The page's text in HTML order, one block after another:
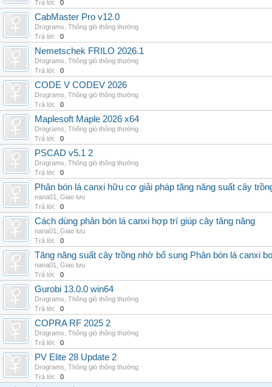
Trả lời:
0
CabMaster Pro v12.0
Drograms Thông gió thông thường
Trả lời:
0
Nemetschek FRILO 2026.1
Drograms Thông gió thông thường
Trả lời:
0
CODE V CODEV 2026
Drograms Thông gió thông thường
Trả lời:
0
Maplesoft Maple 2026 x64
Drograms Thông gió thông thường
Trả lời:
0
PSCAD v5.1 2
Drograms Thông gió thông thường
Trả lời:
0
Phân bón lá canxi hữu cơ giải pháp tăng năng suất cây
nana01
Giao lưu
Trả lời:
0
Cách dùng phân bón lá canxi hợp trí giúp cây tăng năng
nana01
Giao lưu
Trả lời:
0
Tăng năng suất cây trồng nhờ bổ sung Phân bón lá canxi
nana01
Giao lưu
Trả lời:
0
Gurobi 13.0.0 win64
Drograms Thông gió thông thường
Trả lời:
0
COPRA RF 2025 2
Drograms Thông gió thông thường
Trả lời:
0
PV Elite 28 Update 2
Drograms Thông gió thông thường
Trả lời:
0